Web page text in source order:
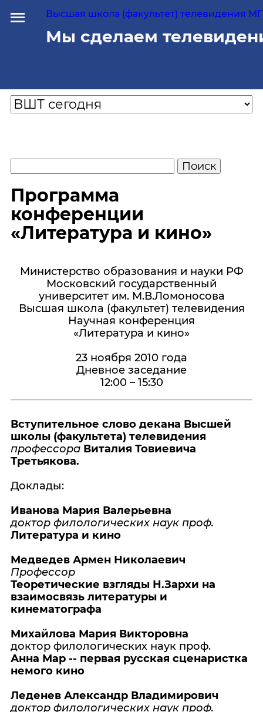
Высшая школа (факультет) телевидения
Мы сделаем
Программа
конференции
«Литература и кино»
Министерство образования и науки РФ
Московский государственный
университет им. М.В.Ломоносова
Высшая школа (факультет) телевидения
Научная конференция
«Литература и кино»
23 ноября 2010 года
Дневное заседание
12:00 – 15:30
Вступительное слово декана Высшей
школы (факультета) телевидения
профессора Виталия Товиевича
Третьякова.
Доклады:
Иванова Мария Валерьевна
доктор филологических наук проф.
Литература и кино
Медведев Армен Николаевич
Профессор
Теоретические взгляды Н.Зархи на
взаимосвязь литературы и
кинематографа
Михайлова Мария Викторовна
доктор филологических наук проф.
Анна Мар -- первая русская сценаристка
немого кино
Леденев Александр Владимирович
доктор филологических наук проф.